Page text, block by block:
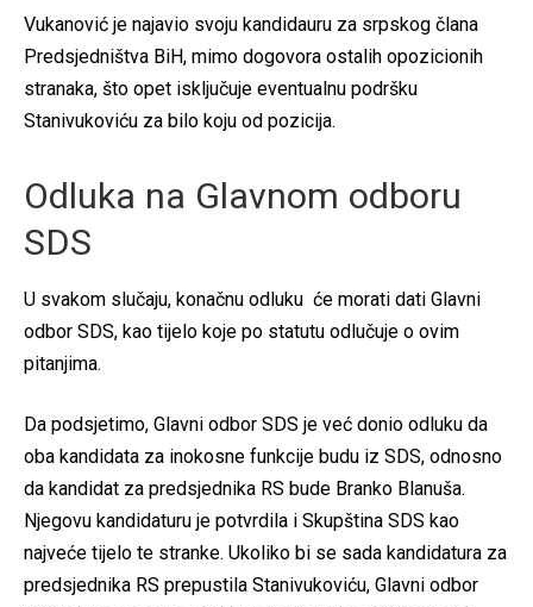
Vukanović je najavio svoju kandidauru za srpskog člana
Predsjedništva BiH, mimo dogovora ostalih opozicionih
stranaka, što opet isključuje eventualnu podršku
Stanivukoviću za bilo koju od pozicija.
Odluka na Glavnom odboru
SDS
U svakom slučaju, konačnu odluku će morati dati Glavni
odbor SDS, kao tijelo koje po statutu odlučuje o ovim
pitanjima.
Da podsjetimo, Glavni odbor SDS je već donio odluku da
oba kandidata za inokosne funkcije budu iz SDS, odnosno
da kandidat za predsjednika RS bude Branko Blanuša.
Njegovu kandidaturu je potvrdila i Skupština SDS kao
najveće tijelo te stranke. Ukoliko bi se sada kandidatura za
predsjednika RS prepustila Stanivukoviću, Glavni odbor